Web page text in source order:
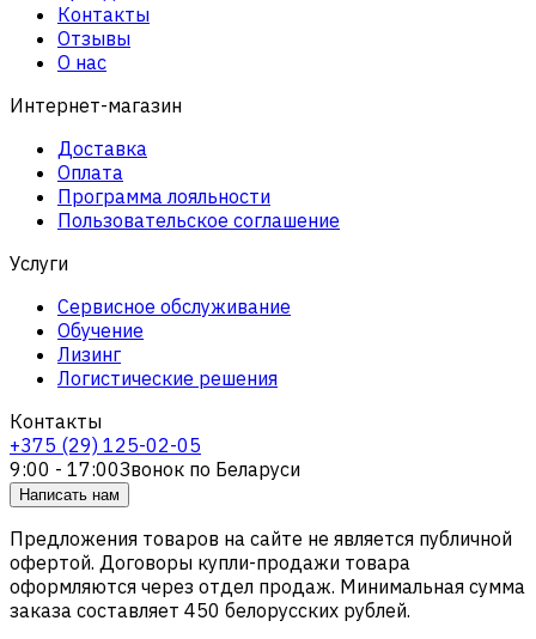
Контакты
Отзывы
О нас
Интернет-магазин
Доставка
Оплата
Программа лояльности
Пользовательское соглашение
Услуги
Сервисное обслуживание
Обучение
Лизинг
Логистические решения
Контакты
+375 (29) 125-02-05
9:00 - 17:00Звонок по Беларуси
Написать нам
Предложения товаров на сайте не является публичной
офертой. Договоры купли-продажи товара
оформляются через отдел продаж. Минимальная сумма
заказа составляет 450 белорусских рублей.